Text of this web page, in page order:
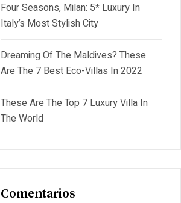
Four Seasons, Milan: 5* Luxury In
Italy’s Most Stylish City
Dreaming Of The Maldives? These
Are The 7 Best Eco-Villas In 2022
These Are The Top 7 Luxury Villa In
The World
Comentarios